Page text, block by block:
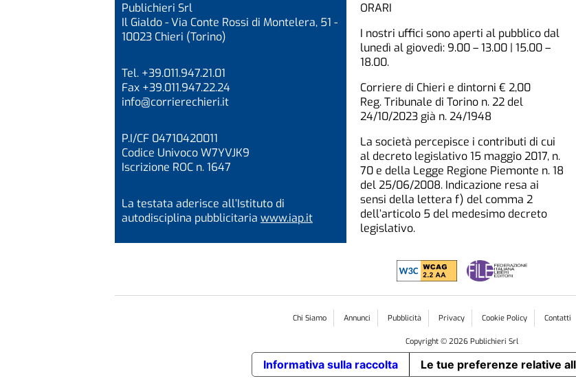
Publichieri Srl
Il Gialdo - Via Conte Rossi di Montelera, 51 -
10023 Chieri (Torino)
Tel. +39.011.947.21.01
Fax +39.011.947.22.24
info@corrierechieri.it
P.I/CF 04710420011
Codice Univoco W7YVJK9
Iscrizione ROC n. 1647
La testata aderisce all’Istituto di
autodisciplina pubblicitaria www.iap.it
ORARI
I nostri uffici sono aperti al pubblico dal
lunedì al giovedì: 9.00 – 13.00 | 15.00 –
18.00.
Corriere di Chieri e dintorni € 2,00
Reg. Tribunale di Torino n. 22 del
24/10/2023 già n. 24/1948
La società percepisce i contributi di cui
al decreto legislativo 15 maggio 2017, n.
70 e della Legge Regione Piemonte n. 18
del 25/06/2008. Indicazione resa ai
sensi della lettera f) del comma 2
dell’articolo 5 del medesimo decreto
legislativo.
Chi Siamo Annunci Pubblicità Privacy Cookie Policy Contatti
Copyright © 2026 Publichieri Srl
Informativa sulla raccolta Le tue preferenze relative